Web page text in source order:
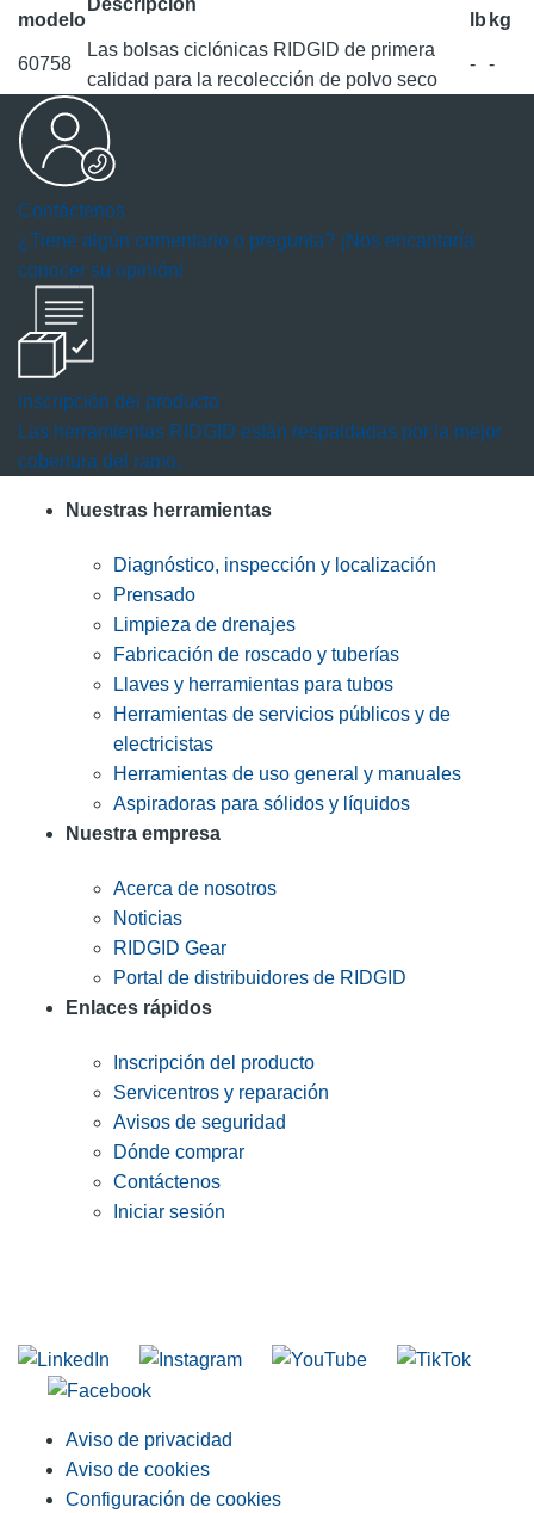
modelo lb kg
60758
Las bolsas ciclónicas RIDGID de primera
calidad para la recolección de polvo seco
- -
Contáctenos
¿Tiene algún comentario o pregunta? ¡Nos encantaría
conocer su opinión!
Inscripción del producto
Las herramientas RIDGID están respaldadas por la mejor
cobertura del ramo.
Nuestras herramientas
Diagnóstico, inspección y localización
Prensado
Limpieza de drenajes
Fabricación de roscado y tuberías
Llaves y herramientas para tubos
Herramientas de servicios públicos y de
electricistas
Herramientas de uso general y manuales
Aspiradoras para sólidos y líquidos
Nuestra empresa
Acerca de nosotros
Noticias
RIDGID Gear
Portal de distribuidores de RIDGID
Enlaces rápidos
Inscripción del producto
Servicentros y reparación
Avisos de seguridad
Dónde comprar
Contáctenos
Iniciar sesión
Aviso de privacidad
Aviso de cookies
Configuración de cookies